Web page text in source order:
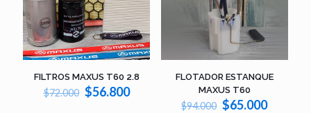
FILTROS MAXUS T60 2.8
$72.000 El
$56.800El
FLOTADOR ESTANQUE
MAXUS T60
$94.000 El
$65.000El